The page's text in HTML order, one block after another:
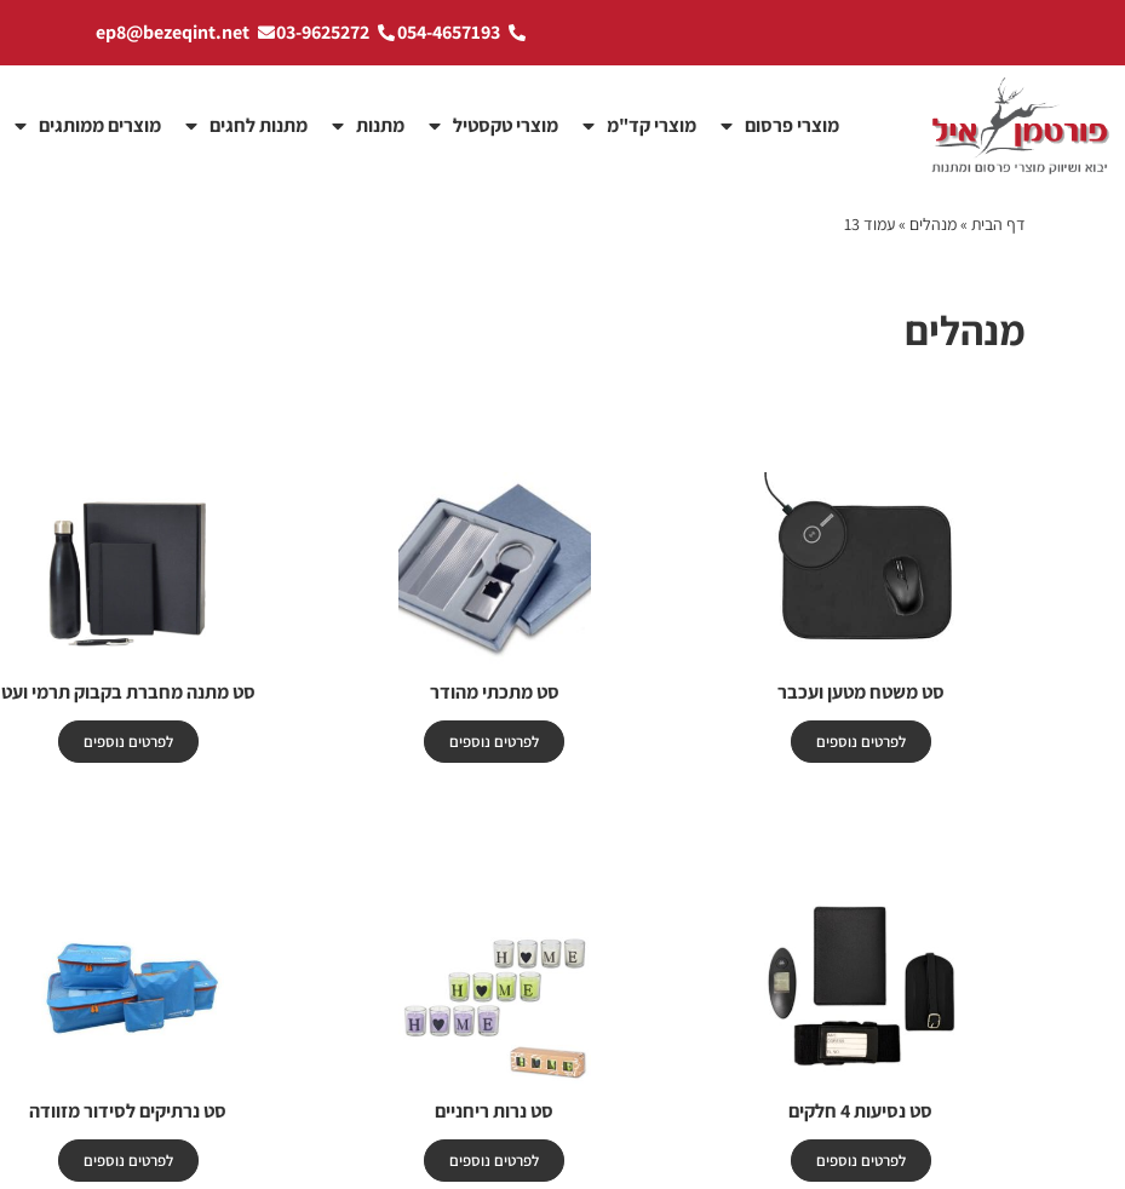
054-4657193
03-9625272
ep8@bezeqint.net
מוצרי פרסום מוצרי קד"מ מוצרי טקסטיל מתנות מתנות לחגים מוצרים ממותגים
דף הבית »מנהלים »עמוד 13
מנהלים
סט משטח מטען ועכבר
לפרטים נוספים
סט מתכתי מהודר
לפרטים נוספים
סט מתנה מחברת בקבוק תרמי ועט
לפרטים נוספים
סט נסיעות 4 חלקים
לפרטים נוספים
סט נרות ריחניים
לפרטים נוספים
סט נרתיקים לסידור מזוודה
לפרטים נוספים